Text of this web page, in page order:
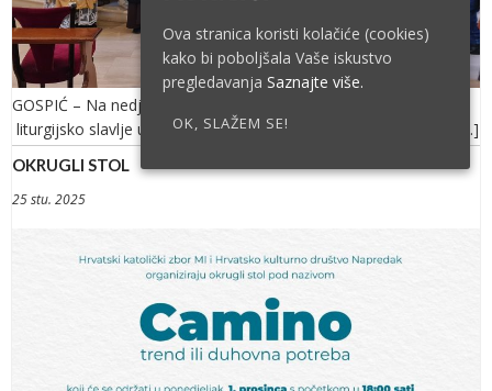
GOSPIĆ – Na nedjelju Svete Obitelji , 28. prosinca 2025. –
liturgijsko slavlje u gospićkoj katedrali uveličao je Ansambl MI […]
OKRUGLI STOL
25 stu. 2025
Ova stranica koristi kolačiće (cookies)
kako bi poboljšala Vaše iskustvo
pregledavanja Saznajte više.
OK, SLAŽEM SE!